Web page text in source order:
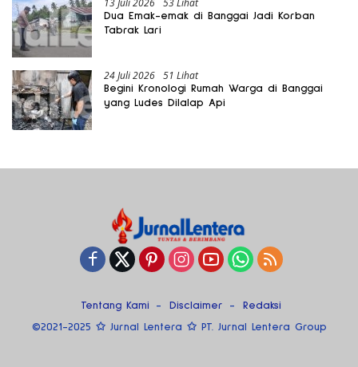
13 Juli 2026 53 Lihat
Dua Emak-emak di Banggai Jadi Korban
Tabrak Lari
24 Juli 2026 51 Lihat
Begini Kronologi Rumah Warga di Banggai
yang Ludes Dilalap Api
Tentang Kami Disclaimer
Redaksi
©2021-2025 ✩ Jurnal Lentera ✩ PT. Jurnal Lentera Group